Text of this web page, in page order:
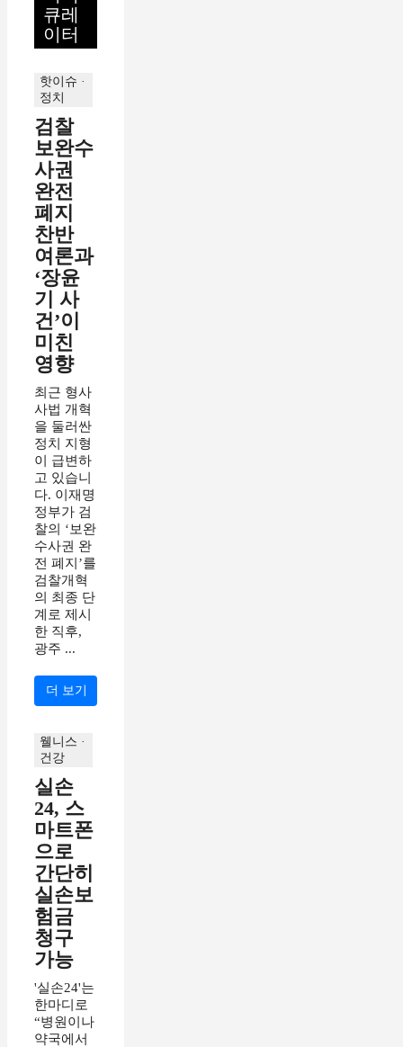
큐레
이터
핫이슈 ·
정치
검찰
보완수
사권
완전
폐지
찬반
여론과
‘장윤
기 사
건’이
미친
영향
최근 형사
사법 개혁
을 둘러싼
정치 지형
이 급변하
고 있습니
다. 이재명
정부가 검
찰의 ‘보완
수사권 완
전 폐지’를
검찰개혁
의 최종 단
계로 제시
한 직후,
광주 ...
더 보기
웰니스 ·
건강
실손
24, 스
마트폰
으로
간단히
실손보
험금
청구
가능
'실손24'는
한마디로
“병원이나
약국에서